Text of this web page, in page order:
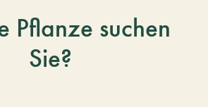
Pflanze suchen
Sie?